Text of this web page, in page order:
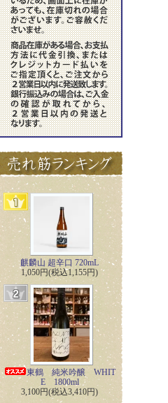
麒麟山 超辛口 720mL
1,050円(税込1,155円)
東鶴 純米吟醸 WHIT
E 1800ml
3,100円(税込3,410円)